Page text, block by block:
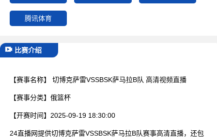
腾讯体育
比赛介绍
【赛事名称】 切博克萨雷VSSBSK萨马拉B队 高清视频直播
【赛事分类】 俄篮杯
【开赛时间】 2025-09-19 18:30:00
24直播网提供切博克萨雷VSSBSK萨马拉B队赛事高清直播，还包